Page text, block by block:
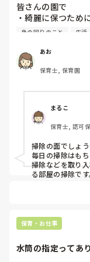
皆さんの園で
・綺麗に保つため
・感染症を広めな
と聞かれた時にや
きたいです！
月毎と1年の目標
よろしくお願いし
身の回りのこと 生活
あお
保育士, 保育園
まるこ
保育士, 認可
掃除の面でしょう
毎日の掃除はも
掃除などを取り
る部屋の掃除で
庫などは気がつ
を取りやすく戻
ば嘔吐などの感
保育・お仕事
水筒の指定ってあ